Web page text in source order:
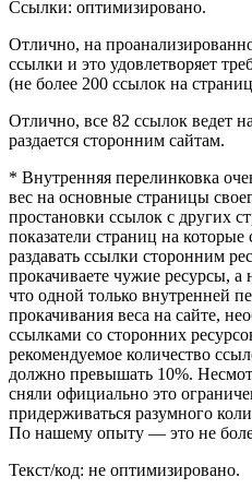
Ссылки: оптимизировано.
Отлично, на
ссылки и это удовлетворяет
(не более 200 ссылок на
Отлично, все 82 ссылок ведет
раздается сторонним сайтам.
* Внутренняя перелинковка
вес на основные страницы
простановки ссылок с других
показатели страниц на
раздавать ссылки сторонним
прокачиваете чужие ресурсы,
что одной только внутренней
прокачивания веса на сайте,
ссылками со сторонних
рекомендуемое количество
должно превышать 10%.
сняли официально это
придерживаться разумного
По нашему опыту — это не
Текст/код: не оптимизировано.